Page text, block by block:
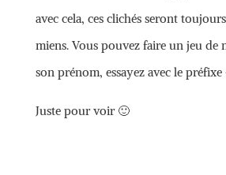
avec cela, ces clichés seront
miens. Vous pouvez faire un jeu de
son prénom, essayez avec le
Juste pour voir 🙂